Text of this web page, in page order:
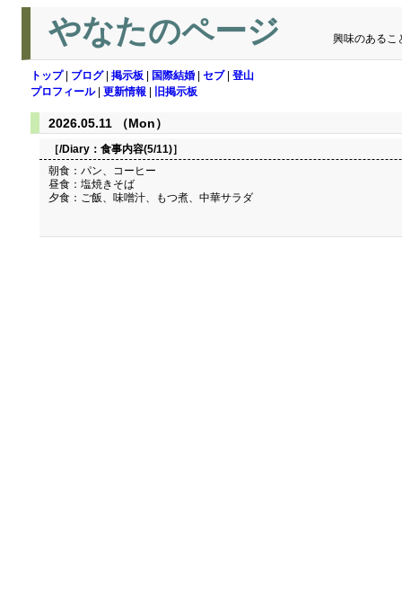
やなたのページ 興味のあるこ
トップ| ブログ| 掲示板 国際結婚 セブ| 登山
プロフィール| 更新情報 旧掲示板
2026.05.11 （Mon）
［/Diary： 食事内容(5/11)］
朝食：パン、コーヒー
昼食：塩焼きそば
夕食：ご飯、味噌汁、もつ煮、中華サラダ